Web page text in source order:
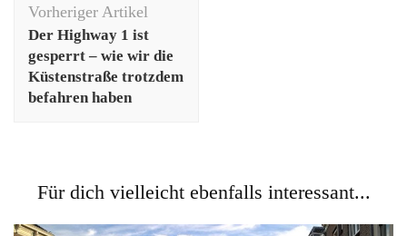
Vorheriger Artikel
Der Highway 1 ist
gesperrt – wie wir die
Küstenstraße trotzdem
befahren haben
Für dich vielleicht ebenfalls interessant...